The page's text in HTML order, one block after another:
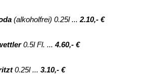
(alkoholfrei) 0.25l ... 2.10,- €
0.5l Fl. ... 4.60,- €
0.25l ... 3.10,- €